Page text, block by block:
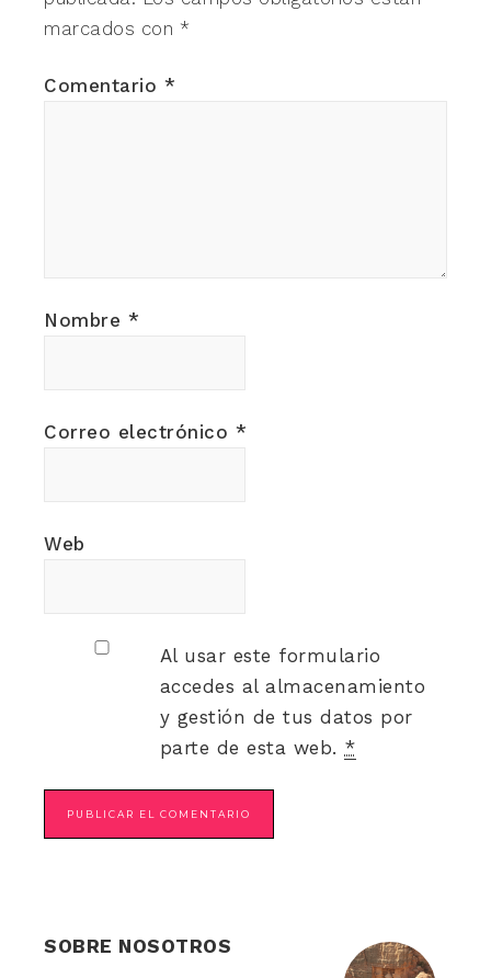
marcados con *
Comentario *
Nombre *
Correo electrónico *
Web
Al usar este formulario
accedes al almacenamiento
y gestión de tus datos por
parte de esta web. *
SOBRE NOSOTROS